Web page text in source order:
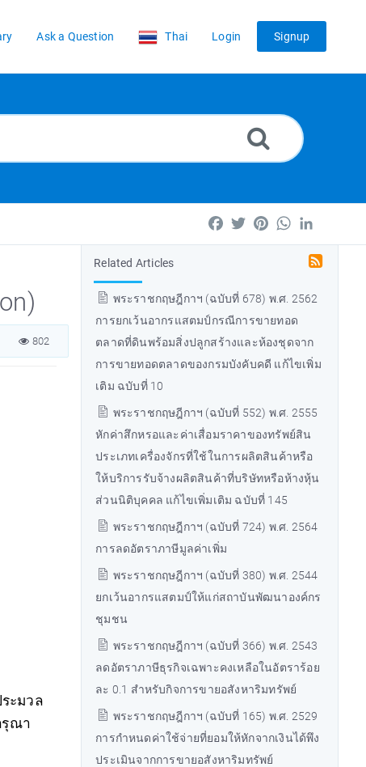
Ask a Question Thai Login Signup
Facebook
TwitterPinterestWhatsApp
Related Articles
พระราชกฤษฎีกาฯ (ฉบับที่ 678) พ.ศ. 2562
การยกเว้นอากรแสตมป์กรณีการขายทอด
ตลาดที่ดินพร้อมสิ่งปลูกสร้างและห้องชุดจาก
การขายทอดตลาดของกรมบังคับคดี แก้ไขเพิ่ม
เติม ฉบับที่ 10
พระราชกฤษฎีกาฯ (ฉบับที่ 552) พ.ศ. 2555
หักค่าสึกหรอและค่าเสื่อมราคาของทรัพย์สิน
ประเภทเครื่องจักรที่ใช้ในการผลิตสินค้าหรือ
ให้บริการรับจ้างผลิตสินค้าที่บริษัทหรือห้างหุ้น
ส่วนนิติบุคคล แก้ไขเพิ่มเติม ฉบับที่ 145
พระราชกฤษฎีกาฯ (ฉบับที่ 724) พ.ศ. 2564
การลดอัตราภาษีมูลค่าเพิ่ม
พระราชกฤษฎีกาฯ (ฉบับที่ 380) พ.ศ. 2544
ยกเว้นอากรแสตมป์ให้แก่สถาบันพัฒนาองค์กร
ชุมชน
พระราชกฤษฎีกาฯ (ฉบับที่ 366) พ.ศ. 2543
ลดอัตราภาษีธุรกิจเฉพาะคงเหลือในอัตราร้อย
ละ 0.1 สำหรับกิจการขายอสังหาริมทรัพย์
พระราชกฤษฎีกาฯ (ฉบับที่ 165) พ.ศ. 2529
การกำหนดค่าใช้จ่ายที่ยอมให้หักจากเงินได้พึง
ประเมินจากการขายอสังหาริมทรัพย์
802
ะมวล
รุณา